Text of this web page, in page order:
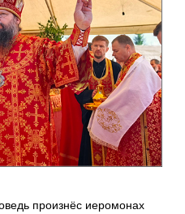
произнёс иеромонах